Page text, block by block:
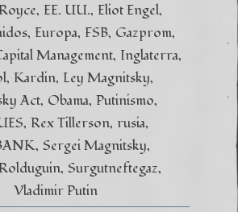
EE. UU. Eliot Engel
Europa FSB Gazprom
Management Inglaterra
Kardin Ley Magnitsky
Act Obama Putinismo
Rex Tillerson rusia
Sergei Magnitsky
Surgutneftegaz
Vladimir Putin